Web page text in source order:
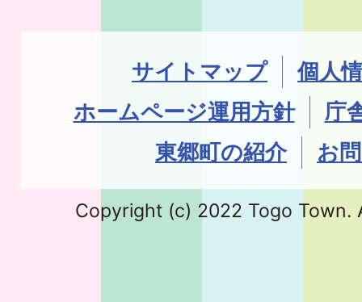
サイトマップ
個人
ホームページ運用方針
庁
東郷町の紹介
お
Copyright (c) 2022 Togo Town.